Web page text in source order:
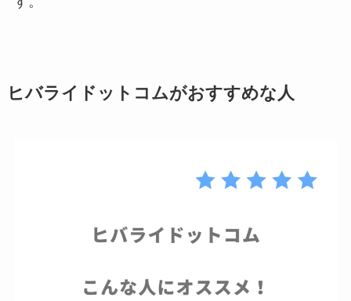
ヒバライドットコムがおすすめな人